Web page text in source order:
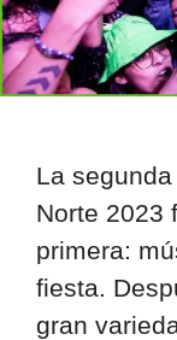
La
Norte 2023
primera:
fiesta.
gran